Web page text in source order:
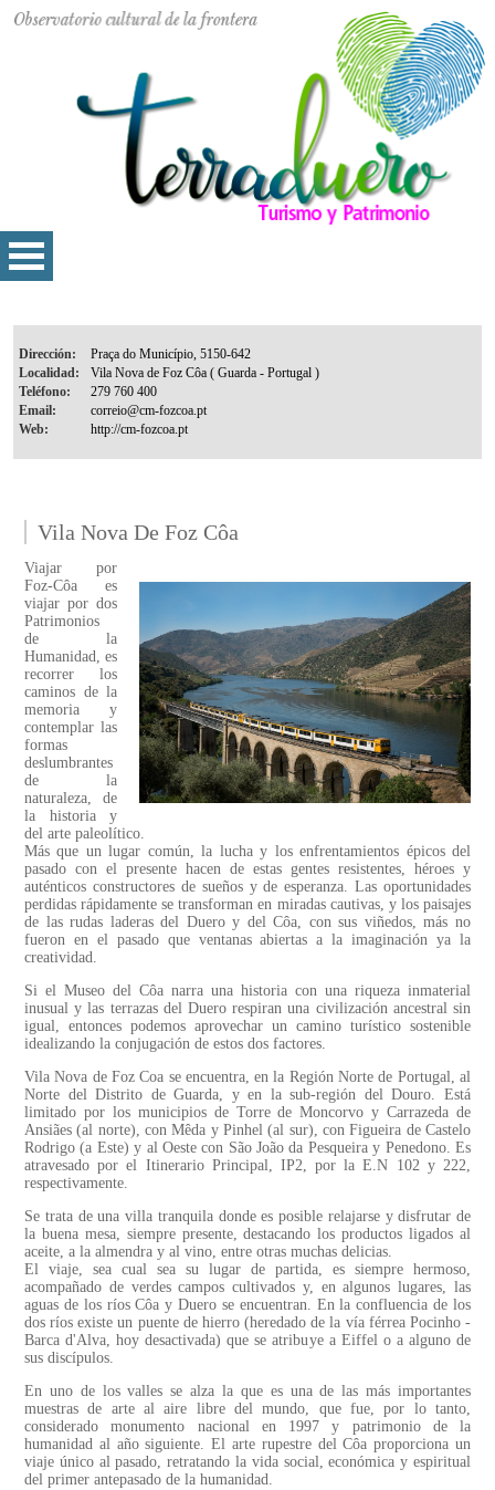
Dirección:
Localidad:
Teléfono:
Email:
Web:
Vila Nova De Foz Côa
Viajar por
Foz-Côa es
viajar por dos
Patrimonios
de la
Humanidad, es
recorrer los
caminos de la
memoria y
contemplar las
formas
deslumbrantes
de la
naturaleza, de
la historia y
del arte paleolítico.
Más que un lugar común, la lucha y los enfrentamientos épicos del
pasado con el presente hacen de estas gentes resistentes, héroes y
auténticos constructores de sueños y de esperanza. Las oportunidades
perdidas rápidamente se transforman en miradas cautivas, y los paisajes
de las rudas laderas del Duero y del Côa, con sus viñedos, más no
fueron en el pasado que ventanas abiertas a la imaginación ya la
creatividad.
Si el Museo del Côa narra una historia con una riqueza inmaterial
inusual y las terrazas del Duero respiran una civilización ancestral sin
igual, entonces podemos aprovechar un camino turístico sostenible
idealizando la conjugación de estos dos factores.
Vila Nova de Foz Coa se encuentra, en la Región Norte de Portugal, al
Norte del Distrito de Guarda, y en la sub-región del Douro. Está
limitado por los municipios de Torre de Moncorvo y Carrazeda de
Ansiães (al norte), con Mêda y Pinhel (al sur), con Figueira de Castelo
Rodrigo (a Este) y al Oeste con São João da Pesqueira y Penedono. Es
atravesado por el Itinerario Principal, IP2, por la E.N 102 y 222,
respectivamente.
Se trata de una villa tranquila donde es posible relajarse y disfrutar de
la buena mesa, siempre presente, destacando los productos ligados al
aceite, a la almendra y al vino, entre otras muchas delicias.
El viaje, sea cual sea su lugar de partida, es siempre hermoso,
acompañado de verdes campos cultivados y, en algunos lugares, las
aguas de los ríos Côa y Duero se encuentran. En la confluencia de los
dos ríos existe un puente de hierro (heredado de la vía férrea Pocinho -
Barca d'Alva, hoy desactivada) que se atribuye a Eiffel o a alguno de
sus discípulos.
En uno de los valles se alza la que es una de las más importantes
muestras de arte al aire libre del mundo, que fue, por lo tanto,
considerado monumento nacional en 1997 y patrimonio de la
humanidad al año siguiente. El arte rupestre del Côa proporciona un
viaje único al pasado, retratando la vida social, económica y espiritual
del primer antepasado de la humanidad.